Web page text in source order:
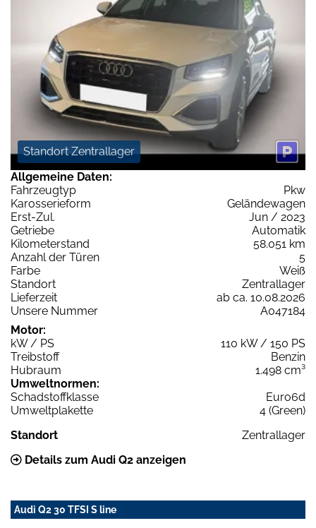
Standort Zentrallager
Allgemeine Daten:
Fahrzeugtyp
Pkw
Karosserieform
Geländewagen
Erst-Zul.
Jun / 2023
Getriebe
Automatik
Kilometerstand
58.051 km
Anzahl der Türen
5
Farbe
Weiß
Standort
Zentrallager
Lieferzeit
ab ca. 10.08.2026
Unsere Nummer
A047184
Motor:
kW / PS
110 kW / 150 PS
Treibstoff
Benzin
Hubraum
1.498 cm³
Umweltnormen:
Schadstoffklasse
Euro6d
Umweltplakette
4 (Green)
Standort
Zentrallager
Details zum Audi Q2 anzeigen
Audi Q2 30 TFSI S line